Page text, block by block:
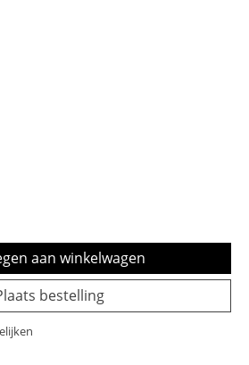
product is
aan winkelwagen
bestelling